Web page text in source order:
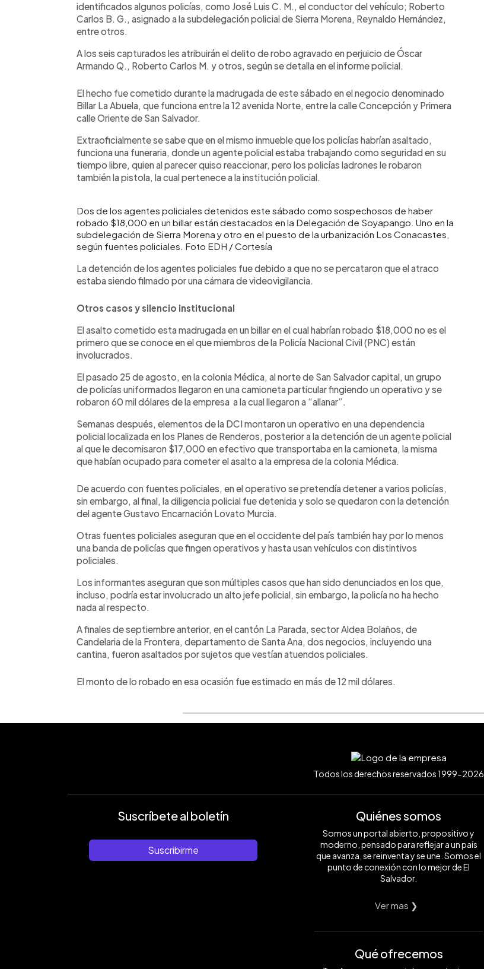
identificados algunos policías, como José Luis C. M., el conductor del vehículo; Roberto
Carlos B. G., asignado a la subdelegación policial de Sierra Morena, Reynaldo Hernández,
entre otros.
A los seis capturados les atribuirán el delito de robo agravado en perjuicio de Óscar
Armando Q., Roberto Carlos M. y otros, según se detalla en el informe policial.
El hecho fue cometido durante la madrugada de este sábado en el negocio denominado
Billar La Abuela, que funciona entre la 12 avenida Norte, entre la calle Concepción y Primera
calle Oriente de San Salvador.
Extraoficialmente se sabe que en el mismo inmueble que los policías habrían asaltado,
funciona una funeraria, donde un agente policial estaba trabajando como seguridad en su
tiempo libre, quien al parecer quiso reaccionar, pero los policías ladrones le robaron
también la pistola, la cual pertenece a la institución policial.
Dos de los agentes policiales detenidos este sábado como sospechosos de haber
robado $18,000 en un billar están destacados en la Delegación de Soyapango. Uno en la
subdelegación de Sierra Morena y otro en el puesto de la urbanización Los Conacastes,
según fuentes policiales. Foto EDH / Cortesía
La detención de los agentes policiales fue debido a que no se percataron que el atraco
estaba siendo filmado por una cámara de videovigilancia.
Otros casos y silencio institucional
El asalto cometido esta madrugada en un billar en el cual habrían robado $18,000 no es el
primero que se conoce en el que miembros de la Policía Nacional Civil (PNC) están
involucrados.
El pasado 25 de agosto, en la colonia Médica, al norte de San Salvador capital, un grupo
de policías uniformados llegaron en una camioneta particular fingiendo un operativo y se
robaron 60 mil dólares de la empresa a la cual llegaron a “allanar”.
Semanas después, elementos de la DCI montaron un operativo en una dependencia
policial localizada en los Planes de Renderos, posterior a la detención de un agente policial
al que le decomisaron $17,000 en efectivo que transportaba en la camioneta, la misma
que habían ocupado para cometer el asalto a la empresa de la colonia Médica.
De acuerdo con fuentes policiales, en el operativo se pretendía detener a varios policías,
sin embargo, al final, la diligencia policial fue detenida y solo se quedaron con la detención
del agente Gustavo Encarnación Lovato Murcia.
Otras fuentes policiales aseguran que en el occidente del país también hay por lo menos
una banda de policías que fingen operativos y hasta usan vehículos con distintivos
policiales.
Los informantes aseguran que son múltiples casos que han sido denunciados en los que,
incluso, podría estar involucrado un alto jefe policial, sin embargo, la policía no ha hecho
nada al respecto.
A finales de septiembre anterior, en el cantón La Parada, sector Aldea Bolaños, de
Candelaria de la Frontera, departamento de Santa Ana, dos negocios, incluyendo una
cantina, fueron asaltados por sujetos que vestían atuendos policiales.
El monto de lo robado en esa ocasión fue estimado en más de 12 mil dólares.
Todos los derechos reservados 1999-2026
Suscríbete al boletín
Suscribirme
Quiénes somos
Somos un portal abierto, propositivo y
moderno, pensado para reflejar a un país
que avanza, se reinventa y se une. Somos el
punto de conexión con lo mejor de El
Salvador.
Ver mas ❯
Qué ofrecemos